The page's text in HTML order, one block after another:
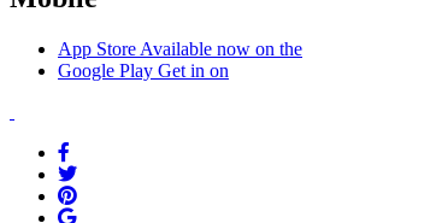
App Store Available now on the
Google Play Get in on